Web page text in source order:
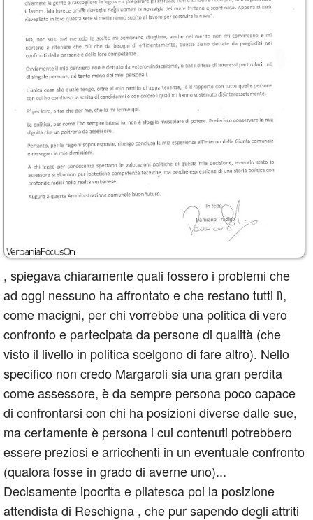
, spiegava chiaramente quali fossero i problemi che
ad oggi nessuno ha affrontato e che restano tutti lì,
come macigni, per chi vorrebbe una politica di vero
confronto e partecipata da persone di qualità (che
visto il livello in politica scelgono di fare altro). Nello
specifico non credo Margaroli sia una gran perdita
come assessore, è da sempre persona poco capace
di confrontarsi con chi ha posizioni diverse dalle sue,
ma certamente è persona i cui contenuti potrebbero
essere preziosi e arricchenti in un eventuale confronto
(qualora fosse in grado di averne uno)...
Decisamente ipocrita e pilatesca poi la posizione
attendista di Reschigna , che pur sapendo degli attriti